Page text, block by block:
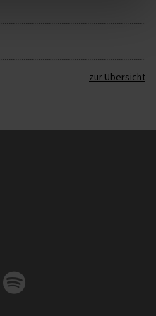
zur Übersicht